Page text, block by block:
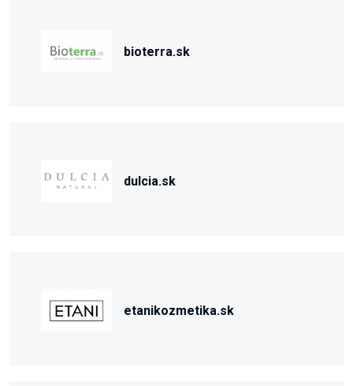
bioterra.sk
dulcia.sk
etanikozmetika.sk